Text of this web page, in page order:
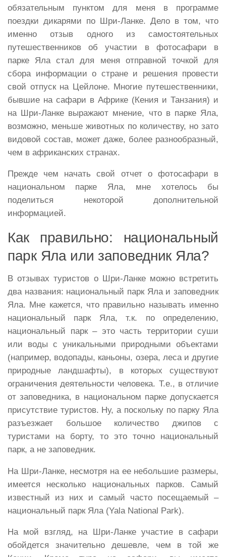
обязательным пунктом для меня в программе
поездки дикарями по Шри-Ланке. Дело в том, что
именно отзыв одного из самостоятельных
путешественников об участии в фотосафари в
парке Яла стал для меня отправной точкой для
сбора информации о стране и решения провести
свой отпуск на Цейлоне. Многие путешественники,
бывшие на сафари в Африке (Кения и Танзания) и
на Шри-Ланке выражают мнение, что в парке Яла,
возможно, меньше животных по количеству, но зато
видовой состав, может даже, более разнообразный,
чем в африканских странах.
Прежде чем начать свой отчет о фотосафари в
национальном парке Яла, мне хотелось бы
поделиться некоторой дополнительной
информацией.
Как правильно: национальный
парк Яла или заповедник Яла?
В отзывах туристов о Шри-Ланке можно встретить
два названия: национальный парк Яла и заповедник
Яла. Мне кажется, что правильно называть именно
национальный парк Яла, т.к. по определению,
национальный парк – это часть территории суши
или воды с уникальными природными объектами
(например, водопады, каньоны, озера, леса и другие
природные ландшафты), в которых существуют
ограничения деятельности человека. Т.е., в отличие
от заповедника, в национальном парке допускается
присутствие туристов. Ну, а поскольку по парку Яла
разъезжает большое количество джипов с
туристами на борту, то это точно национальный
парк, а не заповедник.
На Шри-Ланке, несмотря на ее небольшие размеры,
имеется несколько национальных парков. Самый
известный из них и самый часто посещаемый –
национальный парк Яла (Yala National Park).
На мой взгляд, на Шри-Ланке участие в сафари
обойдется значительно дешевле, чем в той же